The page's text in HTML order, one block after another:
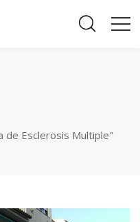
de Esclerosis Multiple"